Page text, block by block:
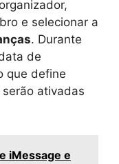
e selecionar a
. Durante
de
que define
serão ativadas
iMessage e